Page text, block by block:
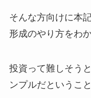
そんな方向けに本
形成のやり方をわ
投資って難しそう
ンプルだというこ